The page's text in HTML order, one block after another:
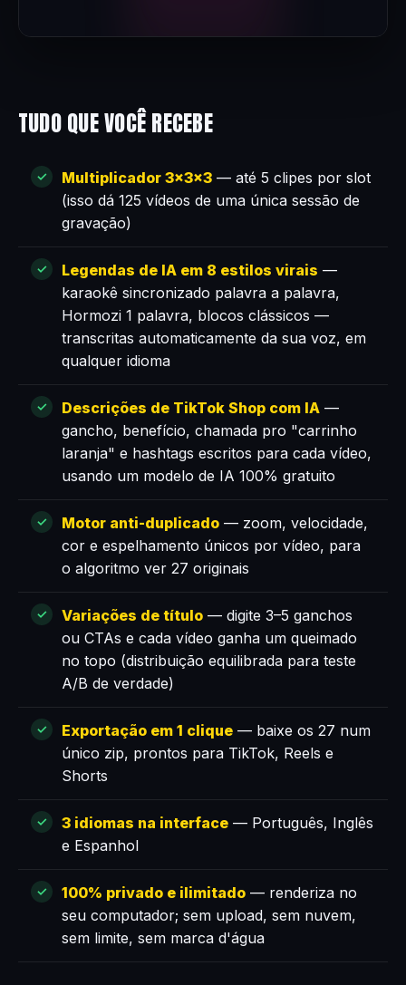
TUDO QUE VOCÊ RECEBE
Multiplicador 3×3×3 — até 5 clipes por slot
(isso dá 125 vídeos de uma única sessão de
gravação)
Legendas de IA em 8 estilos virais —
karaokê sincronizado palavra a palavra,
Hormozi 1 palavra, blocos clássicos —
transcritas automaticamente da sua voz, em
qualquer idioma
Descrições de TikTok Shop com IA —
gancho, benefício, chamada pro "carrinho
laranja" e hashtags escritos para cada vídeo,
usando um modelo de IA 100% gratuito
Motor anti-duplicado — zoom, velocidade,
cor e espelhamento únicos por vídeo, para
o algoritmo ver 27 originais
Variações de título — digite 3–5 ganchos
ou CTAs e cada vídeo ganha um queimado
no topo (distribuição equilibrada para teste
A/B de verdade)
Exportação em 1 clique — baixe os 27 num
único zip, prontos para TikTok, Reels e
Shorts
3 idiomas na interface — Português, Inglês
e Espanhol
100% privado e ilimitado — renderiza no
seu computador; sem upload, sem nuvem,
sem limite, sem marca d'água